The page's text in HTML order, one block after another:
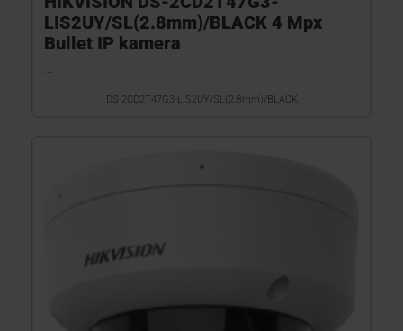
LIS2UY/SL(2.8mm)/BLACK 4 Mpx
Bullet IP kamera
DS-2CD2T47G3-LIS2UY/SL(2.8mm)/BLACK